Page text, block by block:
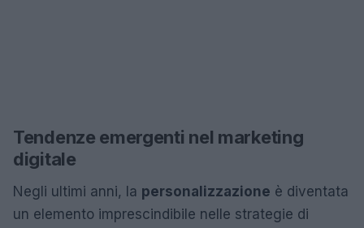
Tendenze emergenti nel marketing
digitale
Negli ultimi anni, la personalizzazione è diventata
un elemento imprescindibile nelle strategie di